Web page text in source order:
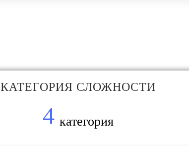
КАТЕГОРИЯ СЛОЖНОСТИ
4 категория